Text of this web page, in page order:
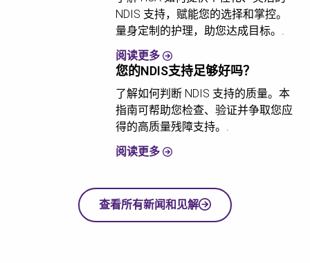
NDIS 支持，赋能您的选择和掌控。
量身定制的护理，助您达成目标。.
阅读更多
您的NDIS支持足够好吗？
了解如何判断 NDIS 支持的质量。本
指南可帮助您检查、验证并争取您应
得的高质量残障支持。.
阅读更多
查看所有新闻和见解